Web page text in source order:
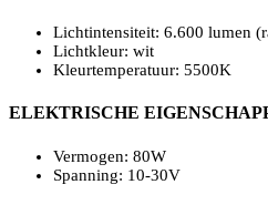
Lichtintensiteit: 6.600 lumen
Lichtkleur: wit
Kleurtemperatuur: 5500K
ELEKTRISCHE
Vermogen: 80W
Spanning: 10-30V